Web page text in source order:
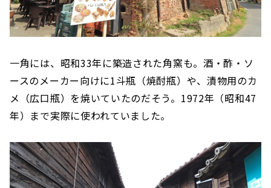
一角には、昭和33年に築造された角窯も。酒・酢・ソ
ースのメーカー向けに1斗瓶（焼酎瓶）や、漬物用のカ
メ（広口瓶）を焼いていたのだそう。1972年（昭和47
年）まで実際に使われていました。